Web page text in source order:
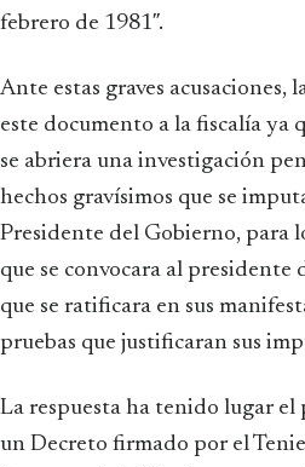
febrero de 1981″.
Ante estas graves acusaciones,
este documento a la fiscalía ya
se abriera una investigación
hechos gravísimos que se
Presidente del Gobierno, para
que se convocara al
que se ratificara en sus
pruebas que justificaran sus
La respuesta ha tenido lugar el
un Decreto firmado por el